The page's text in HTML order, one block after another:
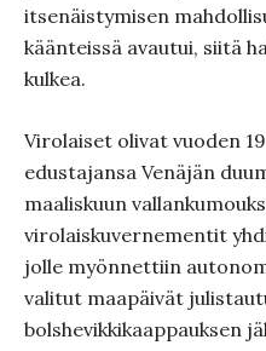
itsenäistymisen
käänteissä avautui, siitä
kulkea.
Virolaiset olivat vuoden
edustajansa Venäjän
maaliskuun
virolaiskuvernementit
jolle myönnettiin
valitut maapäivät
bolshevikkikaappauksen